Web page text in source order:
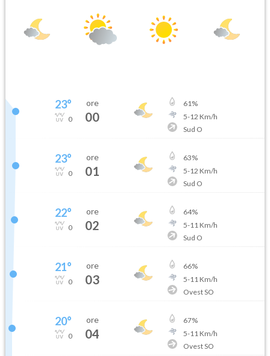
23°
0
ore
00
61%
5-12 Km/h
Sud O
23°
0
ore
01
63%
5-12 Km/h
Sud O
22°
0
ore
02
64%
5-11 Km/h
Sud O
21°
0
ore
03
66%
5-11 Km/h
Ovest SO
20°
0
ore
04
67%
5-11 Km/h
Ovest SO